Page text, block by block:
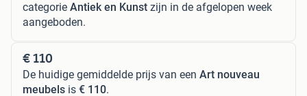
categorie Antiek en Kunst zijn in de afgelopen week
aangeboden.
€ 110
De huidige gemiddelde prijs van een Art nouveau
meubels is € 110.